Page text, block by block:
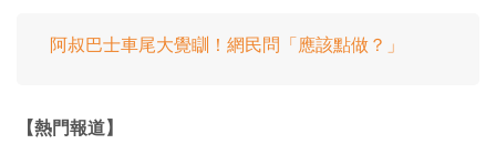
阿叔巴士車尾大覺瞓！網民問「應該點做？」
【熱門報道】